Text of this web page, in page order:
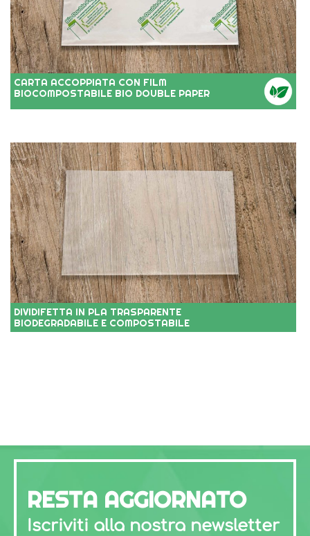
CARTA ACCOPPIATA CON FILM
BIOCOMPOSTABILE BIO DOUBLE PAPER
DIVIDIFETTA IN PLA TRASPARENTE
BIODEGRADABILE E COMPOSTABILE
RESTA AGGIORNATO
Iscriviti alla nostra newsletter